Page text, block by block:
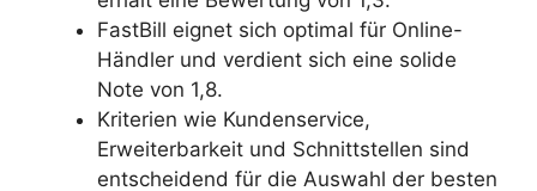
FastBill eignet sich optimal für Online-
Händler und verdient sich eine solide
Note von 1,8.
Kriterien wie Kundenservice,
Erweiterbarkeit und Schnittstellen sind
entscheidend für die Auswahl der besten